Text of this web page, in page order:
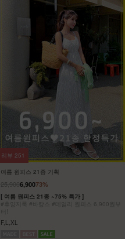
여름 원피스 21종 기획
73%
25,9006,900
[ 여름 원피스 21종 ~75% 특가 ]
#휴양지룩 #바캉스 #데일리 원피스 6,900원부
F,L,XL
리뷰 251